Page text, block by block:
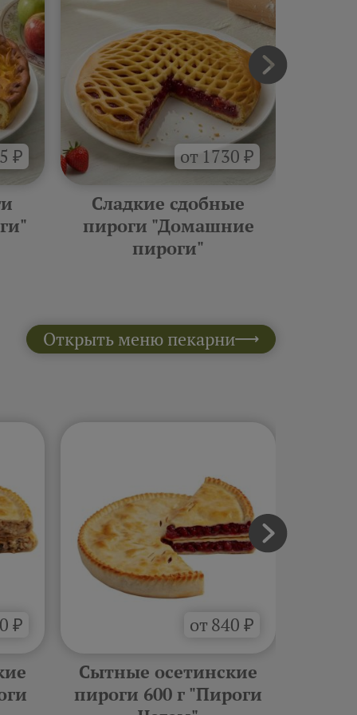
₽ от 1730 ₽
Сладкие сдобные
пироги "Домашние
пироги"
Открыть меню пекарни
₽ от 840 ₽
Сытные осетинские
пироги 600 г "Пироги